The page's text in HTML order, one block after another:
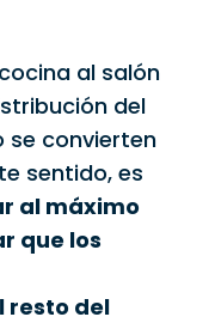
al salón
del
se convierten
sentido, es
al máximo
que los
resto del